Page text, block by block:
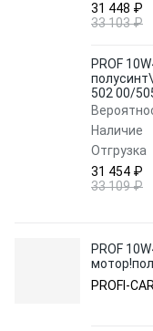
31 448 ₽
33 103 ₽
PROF
502 00/
Наличие
Отгрузка
31 454 ₽
33 109 ₽
PROF
MB 229.3,
PROFI-CAR